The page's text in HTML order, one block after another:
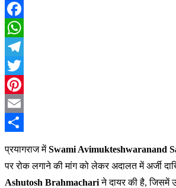
Facebook
WhatsApp
Telegram
Twitter
Pinterest
Email
प्रयागराज मेंSwami Avimukteshwaranand
पर रोक लगाने की मांग को लेकर अदालत में अर्जी
Ashutosh Brahmachariने दायर की है, जिसमें